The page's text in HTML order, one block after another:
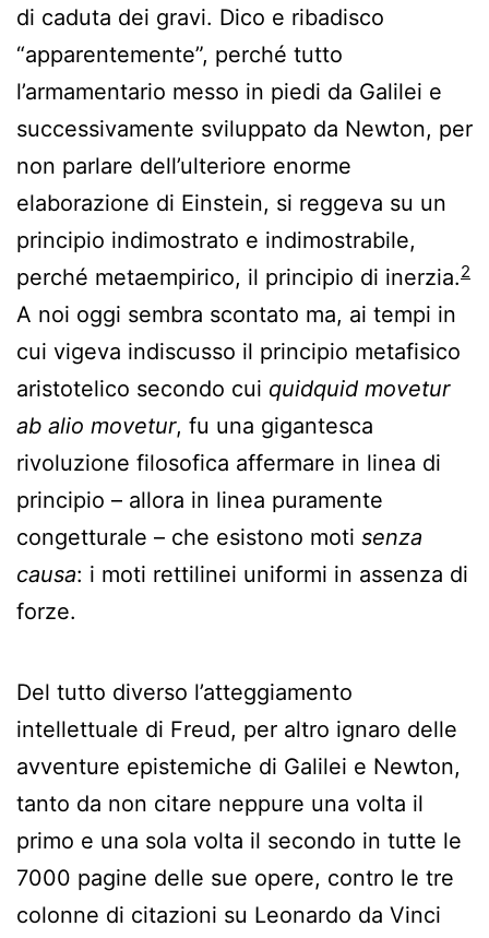
di caduta dei gravi. Dico e ribadisco
“apparentemente”, perché tutto
l’armamentario messo in piedi da Galilei e
successivamente sviluppato da Newton, per
non parlare dell’ulteriore enorme
elaborazione di Einstein, si reggeva su un
principio indimostrato e indimostrabile,
perché metaempirico, il principio di inerzia.2
A noi oggi sembra scontato ma, ai tempi in
cui vigeva indiscusso il principio metafisico
aristotelico secondo cui quidquid movetur
ab alio movetur, fu una gigantesca
rivoluzione filosofica affermare in linea di
principio – allora in linea puramente
congetturale – che esistono moti senza
causa: i moti rettilinei uniformi in assenza di
forze.
Del tutto diverso l’atteggiamento
intellettuale di Freud, per altro ignaro delle
avventure epistemiche di Galilei e Newton,
tanto da non citare neppure una volta il
primo e una sola volta il secondo in tutte le
7000 pagine delle sue opere, contro le tre
colonne di citazioni su Leonardo da Vinci